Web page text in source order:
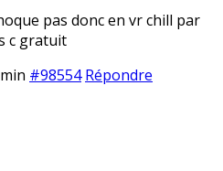
pas donc en vr chill par
c gratuit
#98554 Répondre